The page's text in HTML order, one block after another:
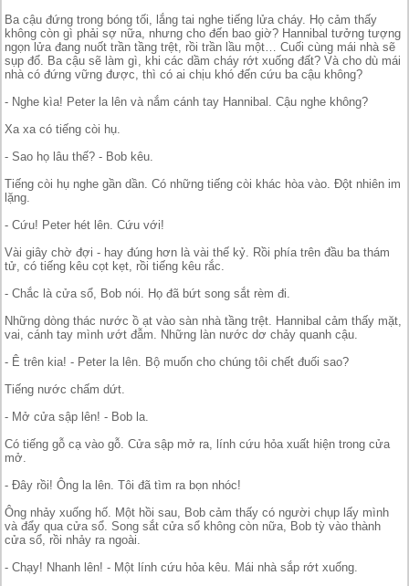
Ba cậu đứng trong bóng tối, lắng tai nghe tiếng lửa cháy. Họ cảm thấy
không còn gì phải sợ nữa, nhưng cho đến bao giờ? Hannibal tưởng tượng
ngọn lửa đang nuốt trần tầng trệt, rồi trần lầu một… Cuối cùng mái nhà sẽ
sụp đổ. Ba cậu sẽ làm gì, khi các dầm cháy rớt xuống đất? Và cho dù mái
nhà có đứng vững được, thì có ai chịu khó đến cứu ba cậu không?
- Nghe kìa! Peter la lên và nắm cánh tay Hannibal. Cậu nghe không?
Xa xa có tiếng còi hụ.
- Sao họ lâu thế? - Bob kêu.
Tiếng còi hụ nghe gần dần. Có những tiếng còi khác hòa vào. Đột nhiên im
lặng.
- Cứu! Peter hét lên. Cứu với!
Vài giây chờ đợi - hay đúng hơn là vài thế kỷ. Rồi phía trên đầu ba thám
tử, có tiếng kêu cọt kẹt, rồi tiếng kêu rắc.
- Chắc là cửa sổ, Bob nói. Họ đã bứt song sắt rèm đi.
Những dòng thác nước ồ ạt vào sàn nhà tầng trệt. Hannibal cảm thấy mặt,
vai, cánh tay mình ướt đẫm. Những làn nước dơ chảy quanh cậu.
- Ê trên kia! - Peter la lên. Bộ muốn cho chúng tôi chết đuối sao?
Tiếng nước chấm dứt.
- Mở cửa sập lên! - Bob la.
Có tiếng gỗ cạ vào gỗ. Cửa sập mở ra, lính cứu hỏa xuất hiện trong cửa
mở.
- Đây rồi! Ông la lên. Tôi đã tìm ra bọn nhóc!
Ông nhảy xuống hố. Một hồi sau, Bob cảm thấy có người chụp lấy mình
và đẩy qua cửa sổ. Song sắt cửa sổ không còn nữa, Bob tỳ vào thành
cửa sổ, rồi nhảy ra ngoài.
- Chạy! Nhanh lên! - Một lính cứu hỏa kêu. Mái nhà sắp rớt xuống.